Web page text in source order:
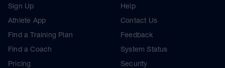
Sign Up
Athlete App
Find a Training Plan
Find a Coach
Pricing
Help
Contact Us
Feedback
System Status
Security